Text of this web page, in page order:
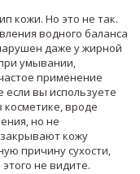
кожи. Но это не так.
водного баланса
даже у жирной
умывании,
применение
вы используете
,вроде
но не
кожу
причину сухости,
не видите.